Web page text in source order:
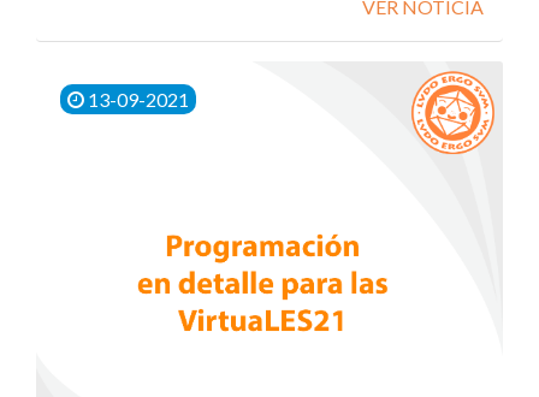
VER NOTICIA
13-09-2021